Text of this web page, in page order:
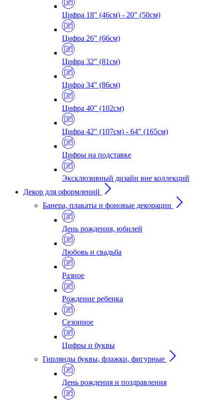
Цифра 18" (46см) - 20" (50см)
Цифра 26" (66см)
Цифра 32" (81см)
Цифра 34" (86см)
Цифра 40" (102см)
Цифра 42" (107см) - 64" (165см)
Цифры на подставке
Эксклюзивный дизайн вне коллекций
Декор для оформлений
Банера, плакаты и фоновые декорации
День рождения, юбилей
Любовь и свадьба
Разное
Рождение ребенка
Сезонное
Цифры и буквы
Гирлянды буквы, флажки, фигурные
День рождения и поздравления